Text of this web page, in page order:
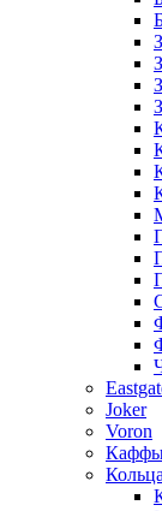
Joker
Voron
Кольца